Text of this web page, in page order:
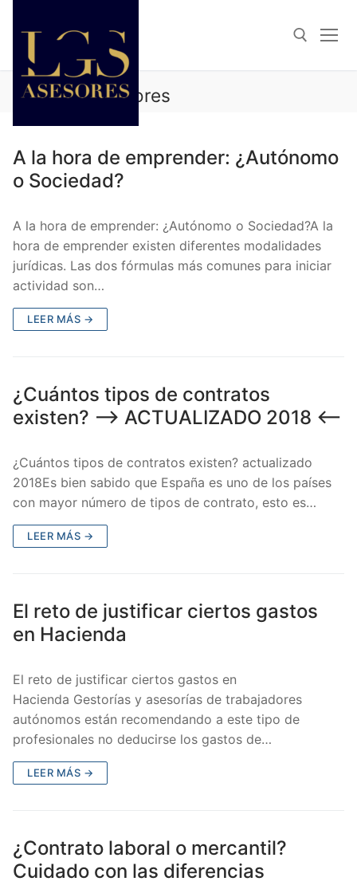
Autor:lgsasesores
A la hora de emprender: ¿Autónomo
o Sociedad?
A la hora de emprender: ¿Autónomo o Sociedad?A la
hora de emprender existen diferentes modalidades
jurídicas. Las dos fórmulas más comunes para iniciar
actividad son…
LEER MÁS →
¿Cuántos tipos de contratos
existen? –> ACTUALIZADO 2018 <--
¿Cuántos tipos de contratos existen? actualizado
2018Es bien sabido que España es uno de los países
con mayor número de tipos de contrato, esto es…
LEER MÁS →
El reto de justificar ciertos gastos
en Hacienda
El reto de justificar ciertos gastos en
Hacienda Gestorías y asesorías de trabajadores
autónomos están recomendando a este tipo de
profesionales no deducirse los gastos de…
LEER MÁS →
¿Contrato laboral o mercantil?
Cuidado con las diferencias